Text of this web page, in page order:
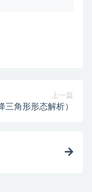
上一篇
三角形形态解析）